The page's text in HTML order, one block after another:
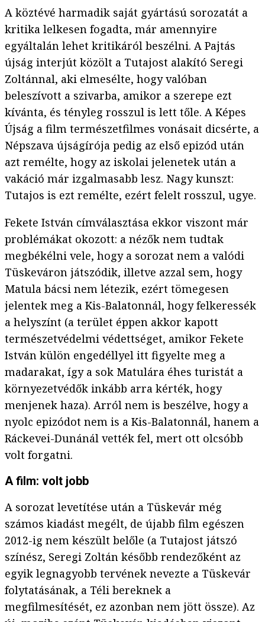
A köztévé harmadik saját gyártású sorozatát a
kritika lelkesen fogadta, már amennyire
egyáltalán lehet kritikáról beszélni. A Pajtás
újság interjút közölt a Tutajost alakító Seregi
Zoltánnal, aki elmesélte, hogy valóban
beleszívott a szivarba, amikor a szerepe ezt
kívánta, és tényleg rosszul is lett tőle. A Képes
Újság a film természetfilmes vonásait dicsérte, a
Népszava újságírója pedig az első epizód után
azt remélte, hogy az iskolai jelenetek után a
vakáció már izgalmasabb lesz. Nagy kunszt:
Tutajos is ezt remélte, ezért felelt rosszul, ugye.
Fekete István címválasztása ekkor viszont már
problémákat okozott: a nézők nem tudtak
megbékélni vele, hogy a sorozat nem a valódi
Tüskeváron játszódik, illetve azzal sem, hogy
Matula bácsi nem létezik, ezért tömegesen
jelentek meg a Kis-Balatonnál, hogy felkeressék
a helyszínt (a terület éppen akkor kapott
természetvédelmi védettséget, amikor Fekete
István külön engedéllyel itt figyelte meg a
madarakat, így a sok Matulára éhes turistát a
környezetvédők inkább arra kérték, hogy
menjenek haza). Arról nem is beszélve, hogy a
nyolc epizódot nem is a Kis-Balatonnál, hanem a
Ráckevei-Dunánál vették fel, mert ott olcsóbb
volt forgatni.
A film: volt jobb
A sorozat levetítése után a Tüskevár még
számos kiadást megélt, de újabb film egészen
2012-ig nem készült belőle (a Tutajost játszó
színész, Seregi Zoltán később rendezőként az
egyik legnagyobb tervének nevezte a Tüskevár
folytatásának, a Téli bereknek a
megfilmesítését, ez azonban nem jött össze). Az